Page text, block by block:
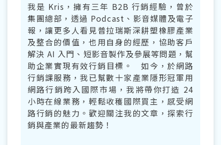
我是 Kris，擁有三年 B2B 行銷經驗，曾於
集團總部，透過 Podcast、影音媒體及電子
報，讓更多人看見普拉瑞斯深耕塑橡膠產業
及整合的價值，也用自身的經歷，協助客戶
解決 AI 入門、短影音製作及參展等問題，幫
助企業實現有效行銷目標。 如今，於網路
行銷課服務，我已幫數十家產業隱形冠軍用
網路行銷跨入國際市場，我將帶你打造 24
小時在線業務，輕鬆收穫國際買主，感受網
路行銷的魅力。歡迎關注我的文章，探索行
銷與產業的最新趨勢！